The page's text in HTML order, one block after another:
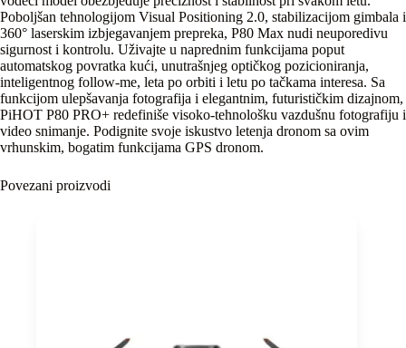
Poboljšan tehnologijom Visual Positioning 2.0, stabilizacijom gimbala i
360° laserskim izbjegavanjem prepreka, P80 Max nudi neuporedivu
sigurnost i kontrolu. Uživajte u naprednim funkcijama poput
automatskog povratka kući, unutrašnjeg optičkog pozicioniranja,
inteligentnog follow-me, leta po orbiti i letu po tačkama interesa. Sa
funkcijom ulepšavanja fotografija i elegantnim, futurističkim dizajnom,
PiHOT P80 PRO+ redefiniše visoko-tehnološku vazdušnu fotografiju i
video snimanje. Podignite svoje iskustvo letenja dronom sa ovim
vrhunskim, bogatim funkcijama GPS dronom.
Povezani proizvodi